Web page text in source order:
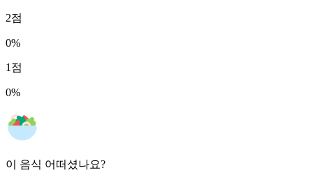
2점
0%
1 점
0%
이 음식 어떠셨나요?